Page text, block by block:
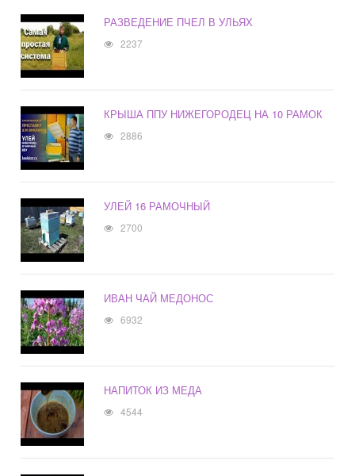
РАЗВЕДЕНИЕ ПЧЕЛ В УЛЬЯХ
2237
КРЫША ППУ НИЖЕГОРОДЕЦ НА 10 РАМОК
2886
УЛЕЙ 16 РАМОЧНЫЙ
2700
ИВАН ЧАЙ МЕДОНОС
6932
НАПИТОК ИЗ МЕДА
4544